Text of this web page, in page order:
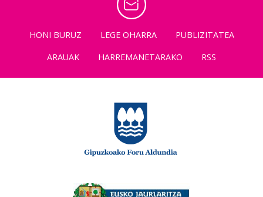
HONI BURUZ LEGE OHARRA
PUBLIZITATEA
ARAUAK
HARREMANETARAKO RSS